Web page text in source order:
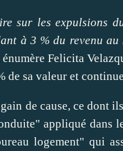
sur les expulsions
à 3 % du revenu
énumère Felicita
de sa valeur et
de cause, ce dont
appliqué dans
logement" qui